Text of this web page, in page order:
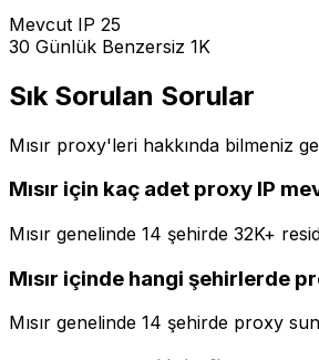
Mevcut IP 25
30 Günlük Benzersiz 1K
Sık Sorulan Sorular
Mısır proxy'leri hakkında bilmeniz
Mısır için kaç adet proxy IP
Mısır genelinde 14 şehirde 32K+
Mısır içinde hangi şehirlerde
Mısır genelinde 14 şehirde proxy